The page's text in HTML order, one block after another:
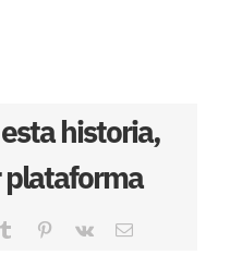
historia,
Tumblr Pinterest
Vk
Correo